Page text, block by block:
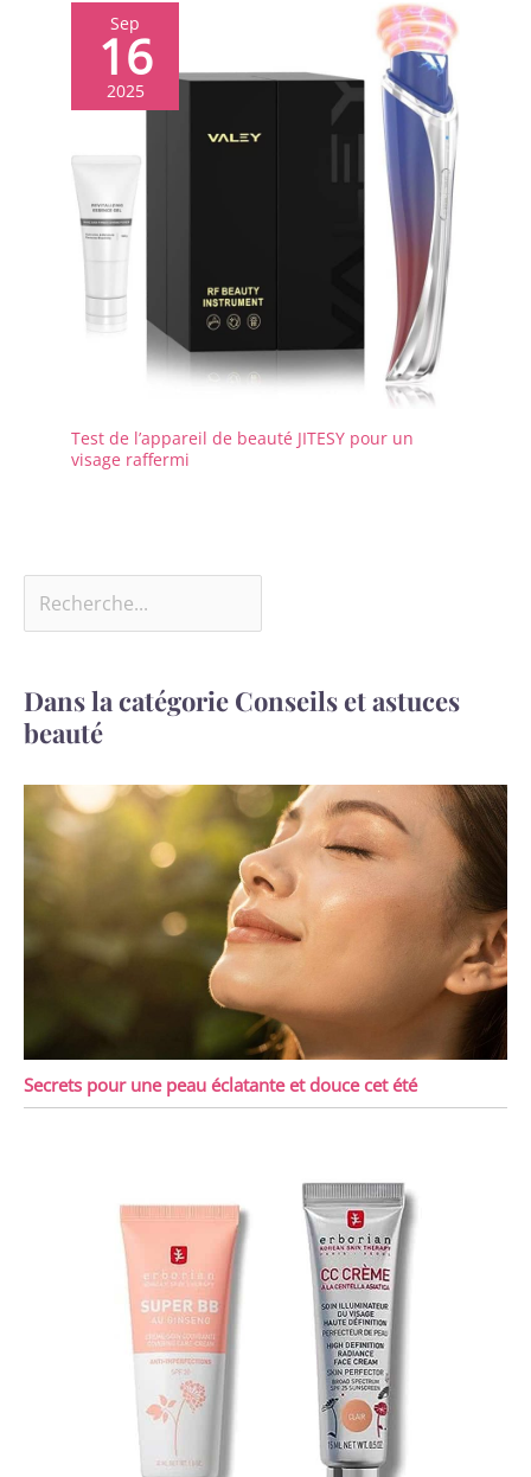
laboratoire ou comme
médicaments pour vos
animaux de compagnie,
Sep
16
2025
Test de l’appareil de beauté JITESY pour un
visage raffermi
Dans la catégorie Conseils et astuces
beauté
Secrets pour une peau éclatante et douce cet été